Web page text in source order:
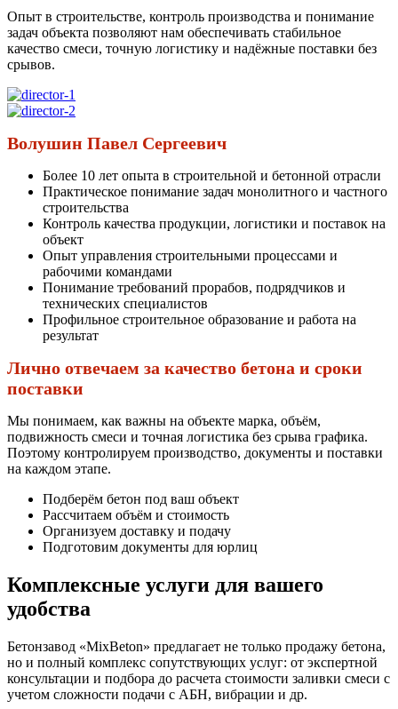
Опыт в строительстве, контроль производства и понимание
задач объекта позволяют нам обеспечивать стабильное
качество смеси, точную логистику и надёжные поставки без
срывов.
Волушин Павел Сергеевич
Более 10 лет опыта в строительной и бетонной отрасли
Практическое понимание задач монолитного и частного
строительства
Контроль качества продукции, логистики и поставок на
объект
Опыт управления строительными процессами и
рабочими командами
Понимание требований прорабов, подрядчиков и
технических специалистов
Профильное строительное образование и работа на
результат
Лично отвечаем за качество бетона и сроки
поставки
Мы понимаем, как важны на объекте марка, объём,
подвижность смеси и точная логистика без срыва графика.
Поэтому контролируем производство, документы и поставки
на каждом этапе.
Подберём бетон под ваш объект
Рассчитаем объём и стоимость
Организуем доставку и подачу
Подготовим документы для юрлиц
Комплексные услуги для вашего
удобства
Бетонзавод «MixBeton» предлагает не только продажу бетона,
но и полный комплекс сопутствующих услуг: от экспертной
консультации и подбора до расчета стоимости заливки смеси с
учетом сложности подачи с АБН, вибрации и др.